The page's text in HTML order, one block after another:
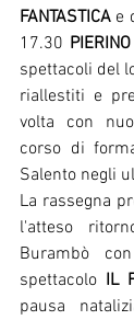
FANTASTICA e
17.30
spettacoli del
riallestiti e
volta con
corso di
Salento negli
La rassegna
l'atteso
Burambò
spettacolo IL
pausa